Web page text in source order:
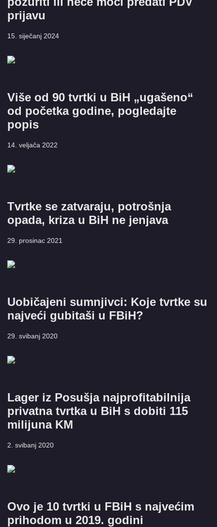
prijavu
15. siječanj 2024
Više od 90 tvrtki u BiH „ugašeno“
od početka godine, pogledajte
popis
14. veljača 2022
Tvrtke se zatvaraju, potrošnja
opada, kriza u BiH ne jenjava
29. prosinac 2021
Uobičajeni sumnjivci: Koje tvrtke su
najveći gubitaši u FBiH?
29. svibanj 2020
Lager iz Posušja najprofitabilnija
privatna tvrtka u BiH s dobiti 115
milijuna KM
2. svibanj 2020
Ovo je 10 tvrtki u FBiH s najvećim
prihodom u 2019. godini